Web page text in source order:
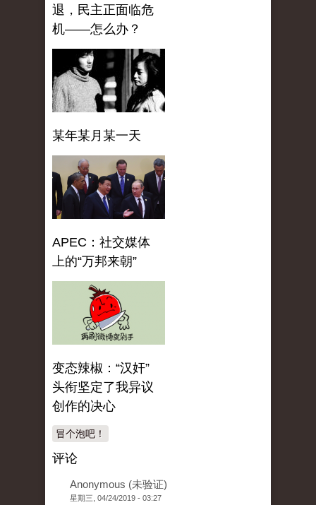
退，民主正面临危
机——怎么办？
某年某月某一天
APEC：社交媒体
上的“万邦来朝”
变态辣椒：“汉奸”
头衔坚定了我异议
创作的决心
冒个泡吧！
评论
Anonymous (未验证)
星期三, 04/24/2019 - 03:27